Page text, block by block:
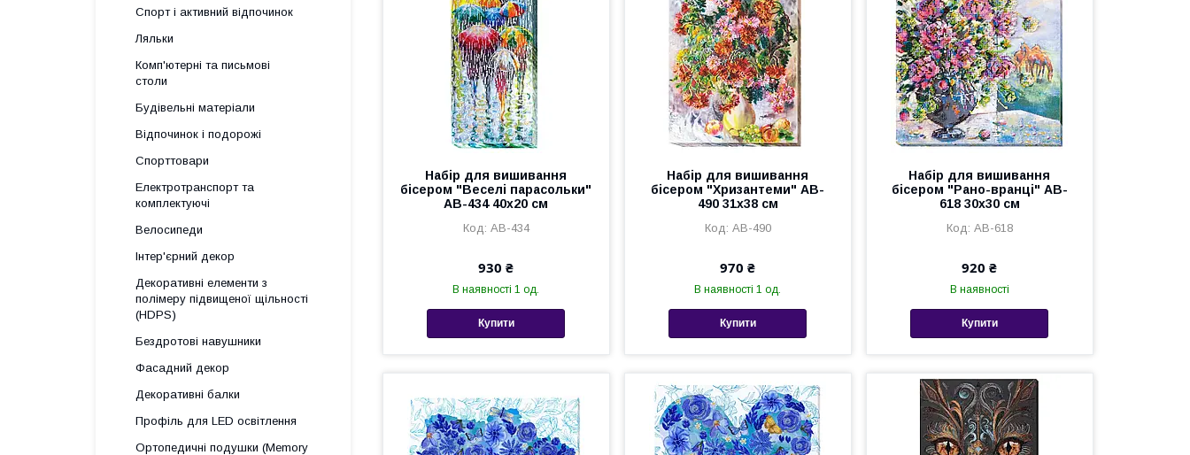
Набір для вишивання
бісером "Веселі парасольки"
AB-434 40х20 см
AB-434
930 ₴
В наявності 1 од.
Купити
Набір для вишивання
бісером "Хризантеми" AB-
490 31х38 см
AB-490
970 ₴
В наявності 1 од.
Купити
Набір для вишивання
бісером "Рано-вранці" AB-
618 30х30 см
AB-618
920 ₴
В наявності
Купити
Спорт і активний відпочинок
Ляльки
Комп'ютерні та письмові
столи
Будівельні матеріали
Відпочинок і подорожі
Спорттовари
Електротранспорт та
комплектуючі
Велосипеди
Інтер'єрний декор
Декоративні елементи з
полімеру підвищеної щільності
(HDPS)
Бездротові навушники
Фасадний декор
Декоративні балки
Профіль для LED освітлення
Ортопедичні подушки (Memory